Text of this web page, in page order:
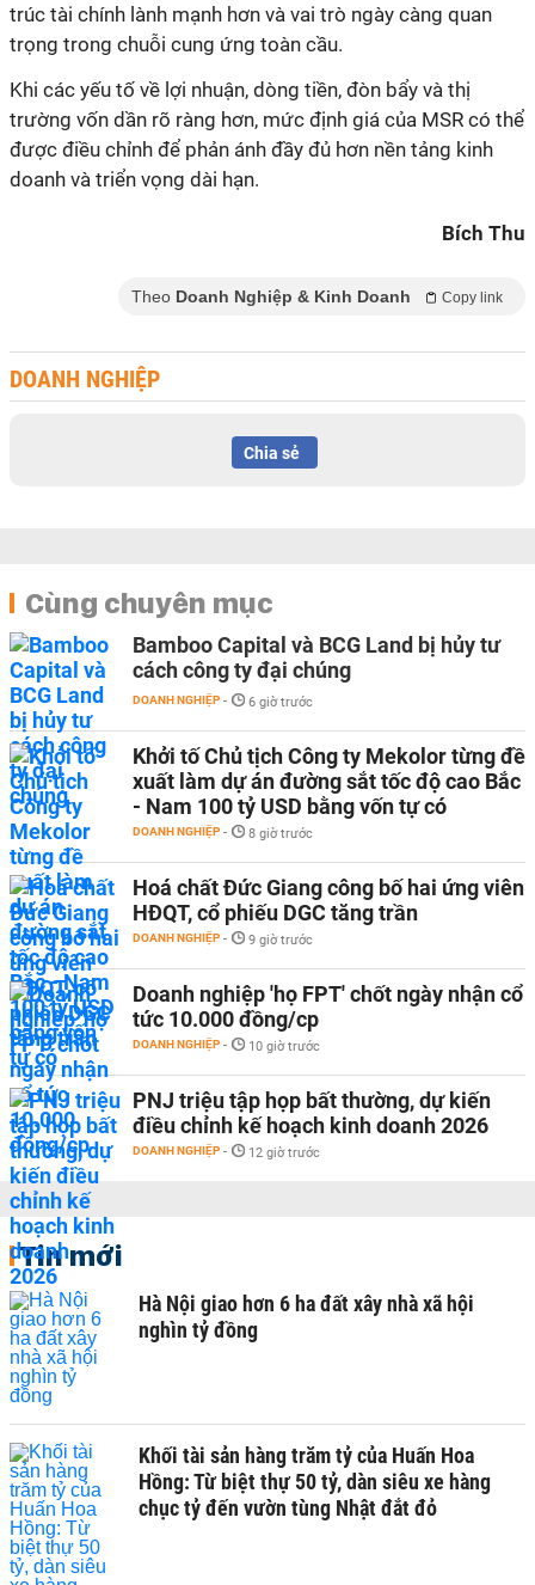
trúc tài chính lành mạnh hơn và vai trò ngày càng quan
trọng trong chuỗi cung ứng toàn cầu.
Khi các yếu tố về lợi nhuận, dòng tiền, đòn bẩy và thị
trường vốn dần rõ ràng hơn, mức định giá của MSR có thể
được điều chỉnh để phản ánh đầy đủ hơn nền tảng kinh
doanh và triển vọng dài hạn.
Bích Thu
Theo Doanh Nghiệp & Kinh Doanh Copy link
DOANH NGHIỆP
Chia sẻ
Cùng chuyên mục
Bamboo Capital và BCG Land bị hủy tư
cách công ty đại chúng
DOANH NGHIỆP - 6 giờ trước
Khởi tố Chủ tịch Công ty Mekolor từng đề
xuất làm dự án đường sắt tốc độ cao Bắc
- Nam 100 tỷ USD bằng vốn tự có
DOANH NGHIỆP - 8 giờ trước
Hoá chất Đức Giang công bố hai ứng viên
HĐQT, cổ phiếu DGC tăng trần
DOANH NGHIỆP - 9 giờ trước
Doanh nghiệp 'họ FPT' chốt ngày nhận cổ
tức 10.000 đồng/cp
DOANH NGHIỆP - 10 giờ trước
PNJ triệu tập họp bất thường, dự kiến
điều chỉnh kế hoạch kinh doanh 2026
DOANH NGHIỆP - 12 giờ trước
Tin mới
Hà Nội giao hơn 6 ha đất xây nhà xã hội
nghìn tỷ đồng
Khối tài sản hàng trăm tỷ của Huấn Hoa
Hồng: Từ biệt thự 50 tỷ, dàn siêu xe hàng
chục tỷ đến vườn tùng Nhật đắt đỏ